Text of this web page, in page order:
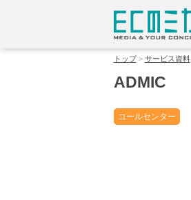
トップ サービス資料
ADMIC
コールセンター